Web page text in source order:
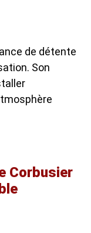
de détente
Son
Corbusier